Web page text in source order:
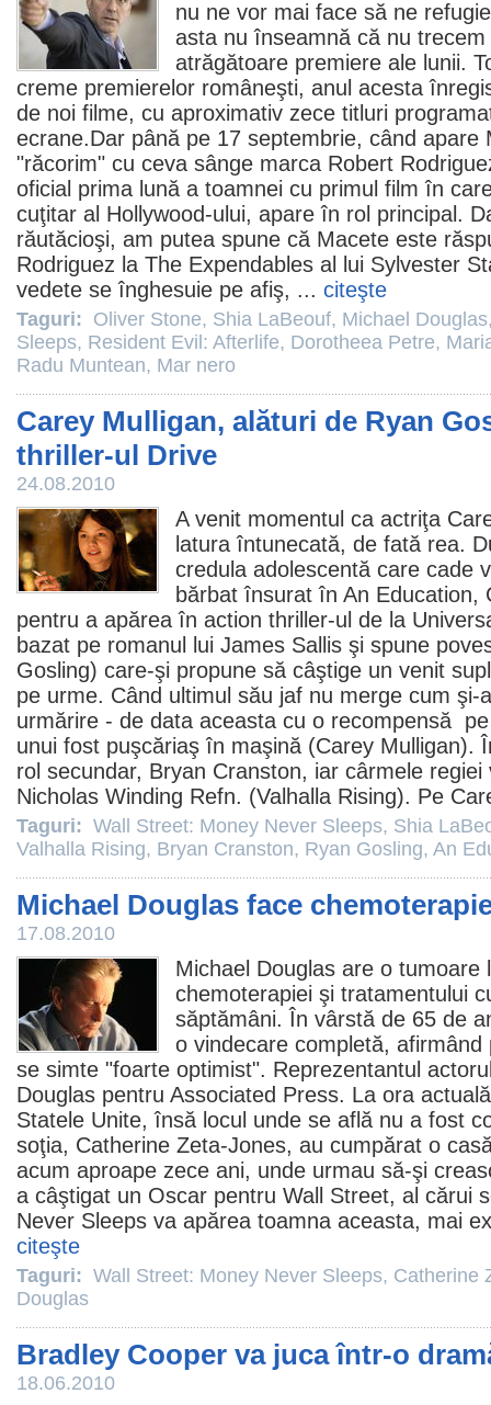
nu ne vor mai face să ne
asta nu înseamnă că nu
atrăgătoare premiere ale lunii.
creme premierelor româneşti, anul acesta
de noi filme, cu aproximativ zece titluri
ecrane.Dar până pe 17 septembrie, când apare
"răcorim" cu ceva sânge marca Robert
oficial prima lună a toamnei cu primul film în
cuţitar al Hollywood-ului, apare în rol principal.
răutăcioşi, am putea spune că Macete este
Rodriguez la The Expendables al lui Sylvester
vedete se înghesuie pe afiş, ... citeşte
Taguri: Oliver Stone, Shia LaBeouf, Michael Douglas
Sleeps, Resident Evil: Afterlife, Dorotheea Petre,
Radu Muntean, Mar nero
Carey Mulligan, alături de Ryan
thriller-ul Drive
24.08.2010
A venit momentul ca actriţa
latura întunecată, de fată rea.
credula adolescentă care cade
bărbat însurat în An Education,
pentru a apărea în action thriller-ul de la
bazat pe romanul lui James Sallis şi spune
Gosling) care-şi propune să câştige un venit
pe urme. Când ultimul său jaf nu merge cum
urmărire - de data aceasta cu o recompensă
unui fost puşcăriaş în maşină (Carey Mulligan).
rol secundar, Bryan Cranston, iar cârmele
Nicholas Winding Refn. (Valhalla Rising). Pe
Taguri: Wall Street: Money Never Sleeps, Shia
Valhalla Rising, Bryan Cranston, Ryan Gosling, An
Michael Douglas face
17.08.2010
Michael Douglas are o tumoare
chemoterapiei şi tratamentului
săptămâni. În vârstă de 65 de
o vindecare completă,
se simte "foarte optimist". Reprezentantul
Douglas pentru Associated Press. La ora
Statele Unite, însă locul unde se află nu a fost
soţia, Catherine Zeta-Jones, au cumpărat o
acum aproape zece ani, unde urmau să-şi
a câştigat un Oscar pentru Wall Street, al cărui
Never Sleeps va apărea toamna aceasta, mai
citeşte
Taguri: Wall Street: Money Never Sleeps, Catherine
Douglas
Bradley Cooper va juca într-o
18.06.2010